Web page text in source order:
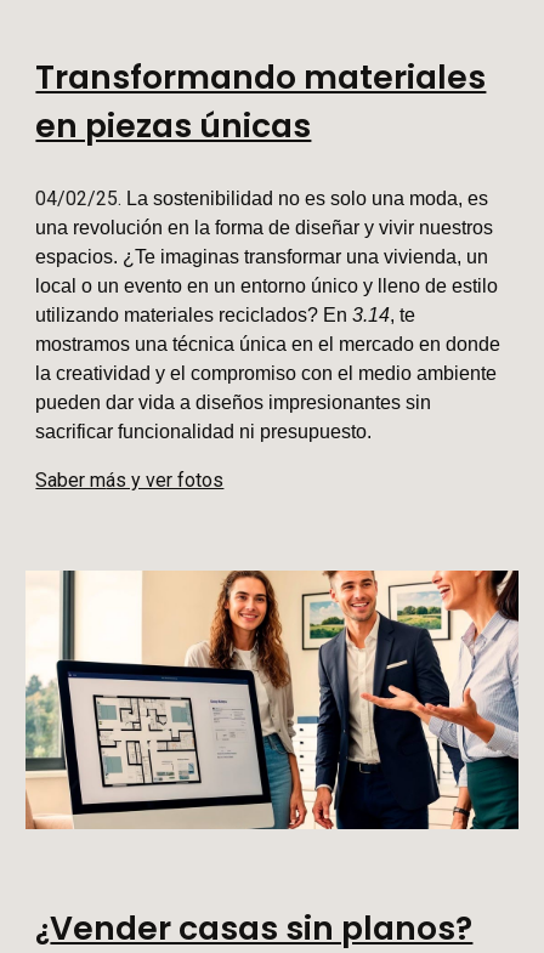
Transformando materiales
en piezas únicas
04/02/25. La sostenibilidad no es solo una moda, es
una revolución en la forma de diseñar y vivir nuestros
espacios. ¿Te imaginas transformar una vivienda, un
local o un evento en un entorno único y lleno de estilo
utilizando materiales reciclados? En3.14, te
mostramos una técnica única en el mercado en donde
la creatividad y el compromiso con el medio ambiente
pueden dar vida a diseños impresionantes sin
sacrificar funcionalidad ni presupuesto.
Saber más y ver fotos
¿Vender casas sin planos?